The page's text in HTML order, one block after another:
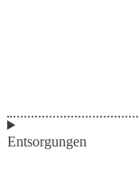
Entsorgungen